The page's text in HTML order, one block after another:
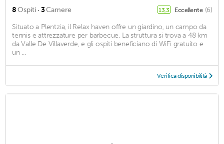
8Ospiti · 3Camere 13,3 Eccellente (6)
Situato a Plentzia, il Relax haven offre un giardino, un campo da
tennis e attrezzature per barbecue. La struttura si trova a 48 km
da Valle De Villaverde, e gli ospiti beneficiano di WiFi gratuito e
un ...
Verifica disponibilità